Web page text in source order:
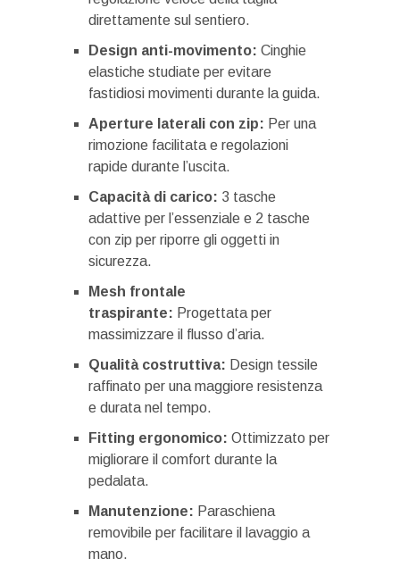
direttamente sul sentiero.
Design anti-movimento: Cinghie
elastiche studiate per evitare
fastidiosi movimenti durante la guida.
Aperture laterali con zip: Per una
rimozione facilitata e regolazioni
rapide durante l’uscita.
Capacità di carico: 3 tasche
adattive per l’essenziale e 2 tasche
con zip per riporre gli oggetti in
sicurezza.
Mesh frontale
traspirante: Progettata per
massimizzare il flusso d’aria.
Qualità costruttiva: Design tessile
raffinato per una maggiore resistenza
e durata nel tempo.
Fitting ergonomico: Ottimizzato per
migliorare il comfort durante la
pedalata.
Manutenzione: Paraschiena
removibile per facilitare il lavaggio a
mano.